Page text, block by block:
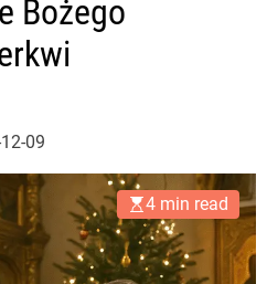
Bożego
09
4 min read